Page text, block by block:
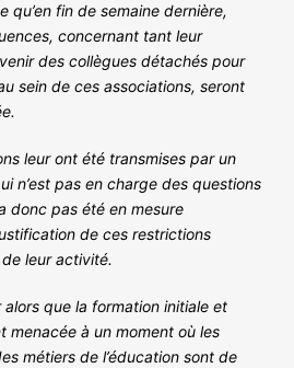
qu’en fin de semaine dernière,
concernant tant leur
des collègues détachés pour
sein de ces associations, seront
leur ont été transmises par un
n’est pas en charge des questions
donc pas été en mesure
de ces restrictions
leur activité.
que la formation initiale et
menacée à un moment où les
métiers de l’éducation sont de